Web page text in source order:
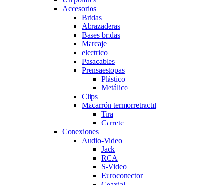
Accesorios
Bridas
Abrazaderas
Bases bridas
Marcaje
electrico
Pasacables
Prensaestopas
Plástico
Metálico
Clips
Macarrón termorretractil
Tira
Carrete
Conexiones
Audio-Video
Jack
RCA
S-Video
Euroconector